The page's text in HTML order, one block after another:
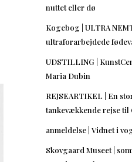
nuttet eller dø
Kogebog | ULTRA
ultraforarbejdede
UDSTILLING |
Maria Dubin
REJSEARTIKEL | En
tankevækkende rejse til
anmeldelse | Vidnet i
Skovgaard Museet |